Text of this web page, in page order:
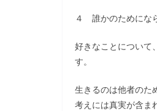
４ 誰かのためにな
好きなことについて
す。
生きるのは他者のた
考えには真実が含ま